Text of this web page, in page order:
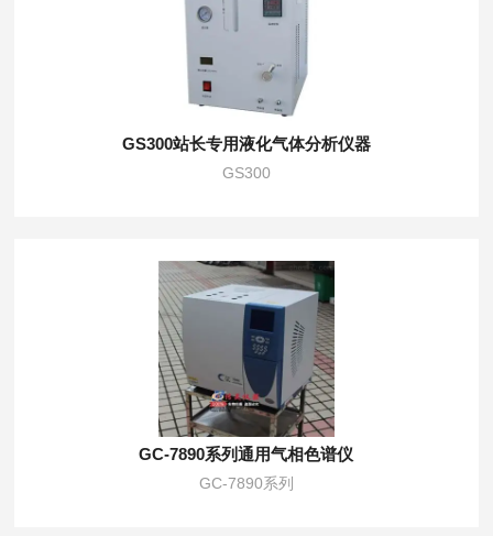
GS300站长专用液化气体分析仪器
GS300
GC-7890系列通用气相色谱仪
GC-7890系列